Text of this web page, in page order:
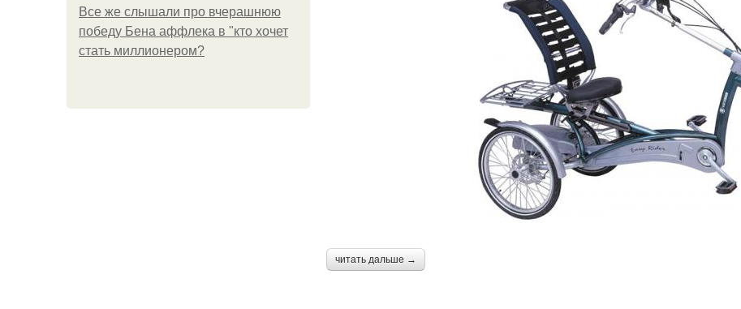
Все же слышали про вчерашнюю
победу Бена аффлека в "кто хочет
стать миллионером?
читать дальше →